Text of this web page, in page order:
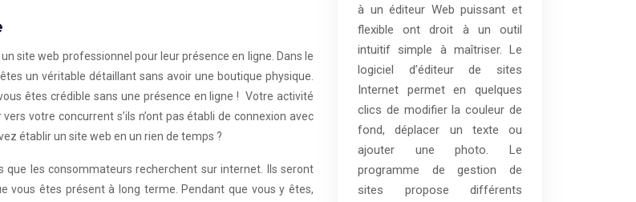
site web professionnel pour leur présence en ligne. Dans le
un véritable détaillant sans avoir une boutique physique.
êtes crédible sans une présence en ligne ! Votre activité
votre concurrent s’ils n’ont pas établi de connexion avec
établir un site web en un rien de temps ?
les consommateurs recherchent sur internet. Ils seront
vous êtes présent à long terme. Pendant que vous y êtes,
à un éditeur Web puissant et
flexible ont droit à un outil
intuitif simple à maîtriser. Le
logiciel d’éditeur de sites
Internet permet en quelques
clics de modifier la couleur de
fond, déplacer un texte ou
ajouter une photo. Le
programme de gestion de
sites propose différents